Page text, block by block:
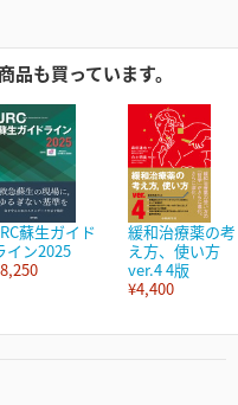
も買っています。
蘇生ガイド
イン2025
緩和治療薬の考
え方、使い方
ver.4 4版
¥4,400